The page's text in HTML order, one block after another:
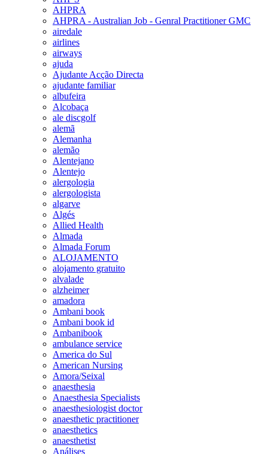
AHPRA
AHPRA - Australian Job - Genral Practitioner GMC
airedale
airlines
airways
ajuda
Ajudante Acção Directa
ajudante familiar
albufeira
Alcobaça
ale discgolf
alemã
Alemanha
alemão
Alentejano
Alentejo
alergologia
alergologista
algarve
Algés
Allied Health
Almada
Almada Forum
ALOJAMENTO
alojamento gratuito
alvalade
alzheimer
amadora
Ambani book
Ambani book id
Ambanibook
ambulance service
America do Sul
American Nursing
Amora/Seixal
anaesthesia
Anaesthesia Specialists
anaesthesiologist doctor
anaesthetic practitioner
anaesthetics
anaesthetist
Análises